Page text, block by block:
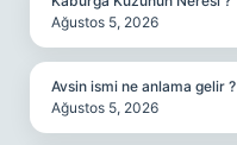
Ağustos 5, 2026
Avsin ismi ne anlama gelir ?
Ağustos 5, 2026